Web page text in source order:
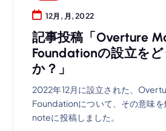
12月, 月, 2022
記事投稿「Overture
Foundationの設立をど
か？」
2022年12月に設立された、
Foundationについて、その意味を
noteに投稿しました。